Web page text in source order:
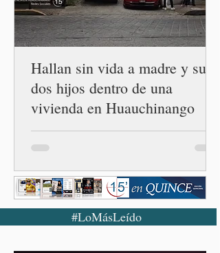
los ecosistemas forestales.
Durante la Mañanera del
Pueblo, a través de un
Hallan sin vida a madre y sus
dos hijos dentro de una
vivienda en Huauchinango
#LoMásLeído